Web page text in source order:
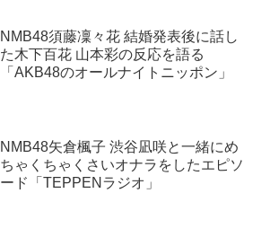
NMB48須藤凜々花 結婚発表後に話し
た木下百花 山本彩の反応を語る
「AKB48のオールナイトニッポン」
NMB48矢倉楓子 渋谷凪咲と一緒にめ
ちゃくちゃくさいオナラをしたエピソ
ード「TEPPENラジオ」